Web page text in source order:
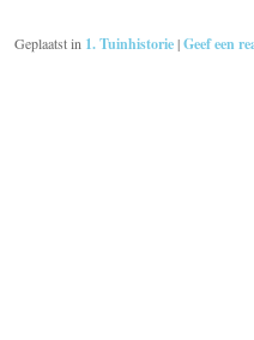
Geplaatst in 1. Tuinhistorie|Geef een